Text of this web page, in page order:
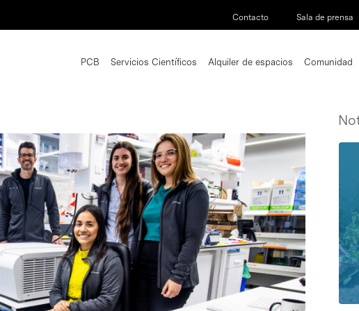
Contacto Sala de prensa
PCB Servicios Científicos Alquiler de espacios Comunidad